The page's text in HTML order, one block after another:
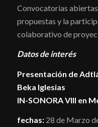
Convocatorias
propuestas y la
colaborativo de
Datos de interés
Presentación de
Beka Iglesias
IN-SONORA VIII en
fechas:28 de Marzo